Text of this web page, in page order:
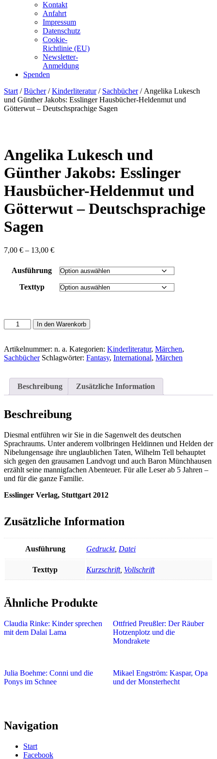
Kontakt
Anfahrt
Impressum
Datenschutz
Cookie-
Richtlinie (EU)
Newsletter-
Anmeldung
Spenden
Skip
to
content
Start /Bücher/Kinderliteratur/ Sachbücher/ Angelika Lukesch
und Günther Jakobs: Esslinger Hausbücher-Heldenmut und
Götterwut – Deutschsprachige Sagen
Angelika Lukesch und
Günther Jakobs: Esslinger
Hausbücher-Heldenmut und
Götterwut – Deutschsprachige
Sagen
7,00 € – 13,00 €Preisspanne:
bis
13,00 €
Ausführung
Texttyp
Angelika
Lukesch
Günther
Jakobs:
Heldenmut
und
-
Deutschsprachige
Menge
In den Warenkorb
Artikelnummer: n. a. Kategorien: Kinderliteratur, Märchen,
Sachbücher Schlagwörter: Fantasy, International, Märchen
Beschreibung Zusätzliche Information
Beschreibung
Diesmal entführen wir Sie in die Sagenwelt des deutschen
Sprachraums. Unter anderem vollbringen Heldinnen und Helden der
Nibelungensage ihre unglaublichen Taten, Wilhelm Tell behauptet
sich gegen den grausamen Landvogt und auch Baron Münchhausen
erzählt seine mannigfachen Abenteuer. Für alle Leser ab 5 Jahren –
und für die ganze Familie.
Esslinger Verlag, Stuttgart 2012
Zusätzliche Information
Ausführung Gedruckt, Datei
Texttyp Kurzschrift, Vollschrift
Ähnliche Produkte
Claudia Rinke: Kinder sprechen
mit dem Dalai Lama
Ottfried Preußler: Der Räuber
Hotzenplotz und die
Mondrakete
Julia Boehme: Conni und die
Ponys im Schnee
Mikael Engström: Kaspar, Opa
und der Monsterhecht
Navigation
Start
Facebook